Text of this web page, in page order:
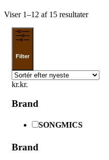
Viser 1–12 af 15 resultaterSorteret
Filter
kr.kr.
Brand
SONGMICS
Brand